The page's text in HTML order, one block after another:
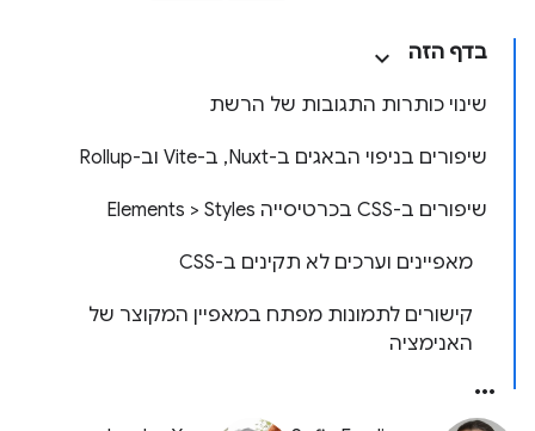
בדף הזה
שינוי כותרות התגובות של הרשת
שיפורים בניפוי הבאגים ב-Nuxt, ב-Vite וב-Rollup
שיפורים ב-CSS בכרטיסייה Elements > Styles
מאפיינים וערכים לא תקינים ב-CSS
קישורים לתמונות מפתח במאפיין המקוצר של
האנימציה